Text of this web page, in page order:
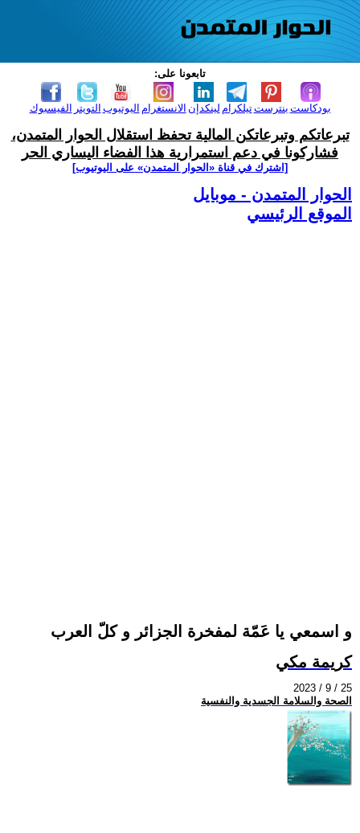
تابعونا على:
الفيسبوك التويتر اليوتيوب الانستغرام لينكدإن تيلكرامبنترست بودكاست
تبرعاتكم وتبرعاتكن المالية تحفظ استقلال الحوار المتمدن،
فشاركونا في دعم استمرارية هذا الفضاء اليساري الحر
[اشترك في قناة ‫«الحوار المتمدن» على اليوتيوب]
الحوار المتمدن - موبايل
الموقع الرئيسي
و اسمعي يا عَمّة لمفخرة الجزائر و كلّ العرب
كريمة مكي
2023 / 9 / 25
الصحة والسلامة الجسدية والنفسية